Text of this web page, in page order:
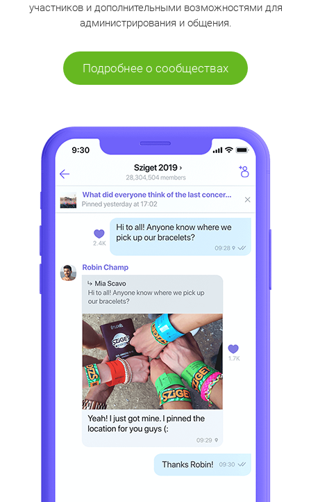
участников и дополнительными возможностями для
администрирования и общения.
Подробнее о сообществах